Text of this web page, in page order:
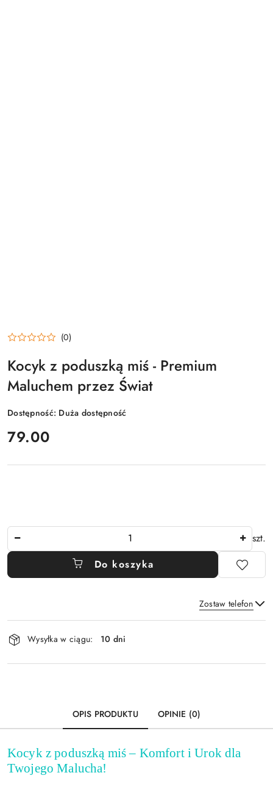
(0)
Kocyk z poduszką miś - Premium
Maluchem przez Świat
Dostępność: Duża dostępność
cena:
79.00
szt.
Do koszyka
Zostaw telefon
Dostępność
i
dostawa
Wysyłka w ciągu: 10 dni
OPIS PRODUKTU OPINIE (0)
Kocyk z poduszką miś – Komfort i Urok dla
Twojego Malucha!